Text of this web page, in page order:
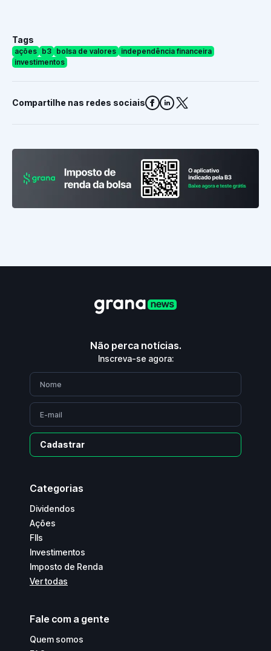
Tags
ações b3 bolsa de valores independência financeira
investimentos
Compartilhe nas redes sociais
Não perca notícias.
Inscreva-se agora:
Cadastrar
Categorias
Dividendos
Ações
FIIs
Investimentos
Imposto de Renda
Ver todas
Fale com a gente
Quem somos